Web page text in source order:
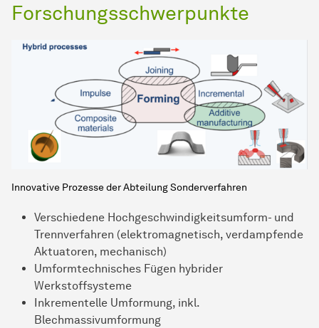
Forschungsschwerpunkte
Verschiedene Hochgeschwindigkeitsumform- und
Trennverfahren (elektromagnetisch, verdampfende
Aktuatoren, mechanisch)
Umformtechnisches Fügen hybrider
Werkstoffsysteme
Inkrementelle Umformung, inkl.
Blechmassivumformung
Innovative Prozesse der Abteilung Sonderverfahren